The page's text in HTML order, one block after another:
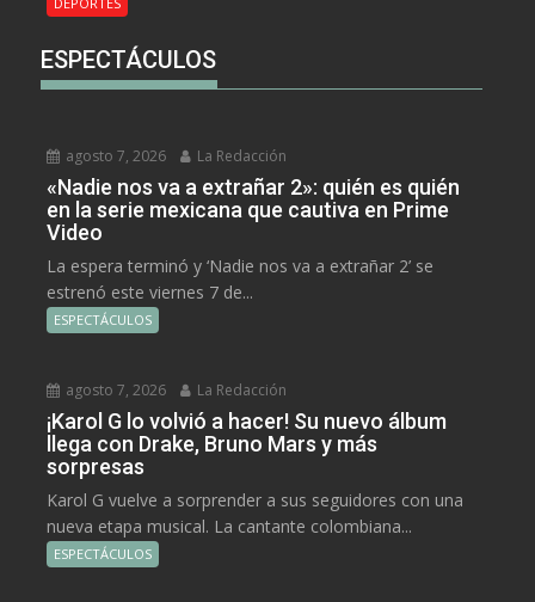
ESPECTÁCULOS
agosto 7, 2026 La Redacción
«Nadie nos va a extrañar 2»: quién es quién
en la serie mexicana que cautiva en Prime
Video
La espera terminó y ‘Nadie nos va a extrañar 2’ se
estrenó este viernes 7 de...
ESPECTÁCULOS
agosto 7, 2026 La Redacción
¡Karol G lo volvió a hacer! Su nuevo álbum
llega con Drake, Bruno Mars y más
sorpresas
Karol G vuelve a sorprender a sus seguidores con una
nueva etapa musical. La cantante colombiana...
ESPECTÁCULOS